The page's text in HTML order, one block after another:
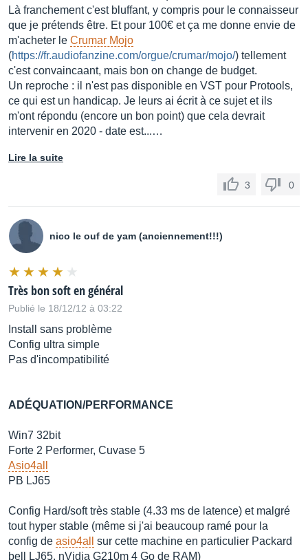
Là franchement c'est bluffant, y compris pour le connaisseur
que je prétends être. Et pour 100€ et ça me donne envie de
m'acheter le Crumar Mojo
(https://fr.audiofanzine.com/orgue/crumar/mojo/) tellement
c'est convaincaant, mais bon on change de budget.
Un reproche : il n'est pas disponible en VST pour Protools,
ce qui est un handicap. Je leurs ai écrit à ce sujet et ils
m'ont répondu (encore un bon point) que cela devrait
intervenir en 2020 - date est...…
Lire la suite
3 0
nico le ouf de yam (anciennement!!!)
Très bon soft en général
Publié le 18/12/12 à 03:22
Install sans problème
Config ultra simple
Pas d'incompatibilité
ADÉQUATION/PERFORMANCE
Win7 32bit
Forte 2 Performer, Cuvase 5
Asio4all
PB LJ65
Config Hard/soft très stable (4.33 ms de latence) et malgré
tout hyper stable (même si j'ai beaucoup ramé pour la
config de asio4all
sur cette machine en particulier Packard
bell LJ65, nVidia G210m 4 Go de RAM)